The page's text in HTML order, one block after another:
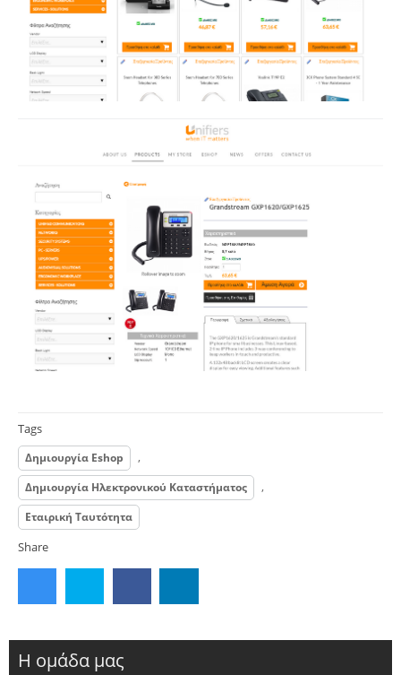
Tags
Δημιουργία Eshop ,
Δημιουργία Ηλεκτρονικού Καταστήματος ,
Εταιρική Ταυτότητα
Share
Η ομάδα μας